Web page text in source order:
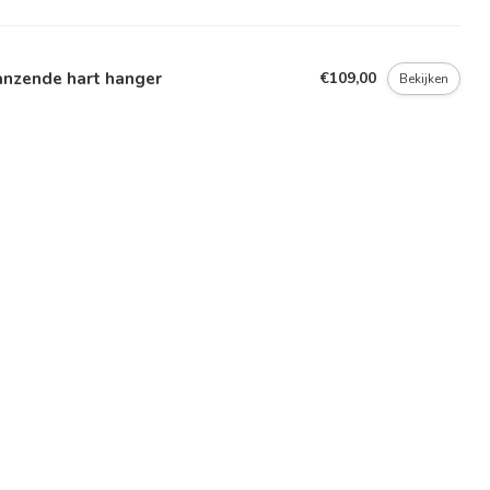
hart hanger €109,00 Bekijken